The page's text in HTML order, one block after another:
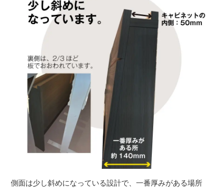
側面は少し斜めになっている設計で、一番厚みがある場所